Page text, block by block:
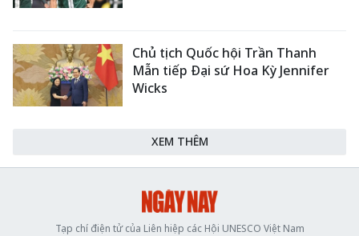
Chủ tịch Quốc hội Trần Thanh
Mẫn tiếp Đại sứ Hoa Kỳ Jennifer
Wicks
XEM THÊM
Tạp chí điện tử của Liên hiệp các Hội UNESCO Việt Nam